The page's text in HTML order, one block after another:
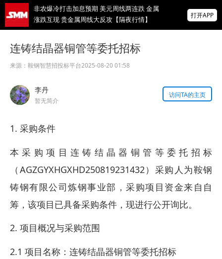
非农爆冷打击加息预期 美元周线两连跌 金属
涨跌互现 贵金属周线大反攻【隔夜行情】
寻锌行业破局发展新机遇
美国拟投30亿美元扶持关键矿产
掌上有色
打开APP
连铸结晶器铜管等委托招标
来源： 鞍钢智慧招投标平台2025-08-20 01:58
李丹
暂无简介
访问TA的主页
1. 采购条件
本采购项目连铸结晶器铜管等委托招标
（AGZGYXHGXHD250819231432）采购人为鞍钢
铸钢有限公司炼钢事业部，采购项目资金来自自
筹，该项目已具备采购条件，现进行公开询比。
2. 项目概况与采购范围
2.1 项目名称：连铸结晶器铜管等委托招标